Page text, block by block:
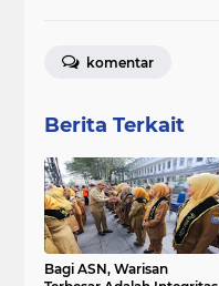
komentar
Berita Terkait
Bagi ASN, Warisan